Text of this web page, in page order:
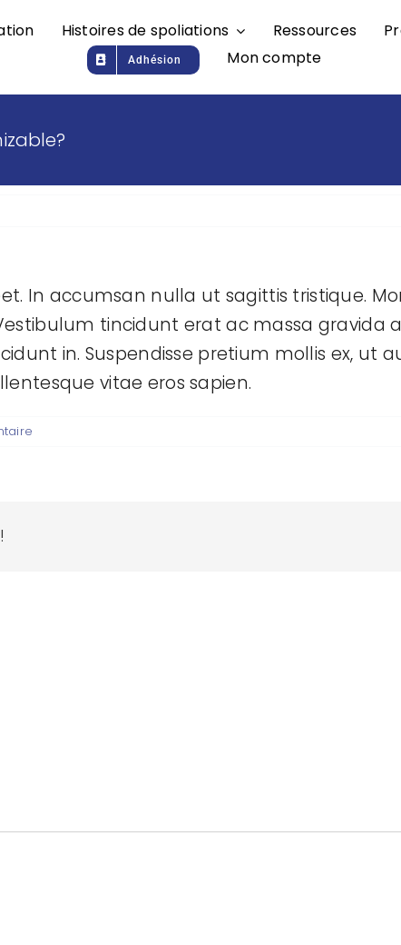
Histoires de spoliations Ressources
Adhésion Mon compte
In accumsan nulla ut sagittis tristique.
tincidunt erat ac massa gravida
in. Suspendisse pretium mollis ex, ut
vitae eros sapien.